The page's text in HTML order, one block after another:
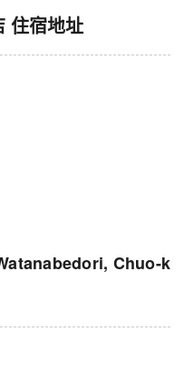
住宿地址
Chuo-k